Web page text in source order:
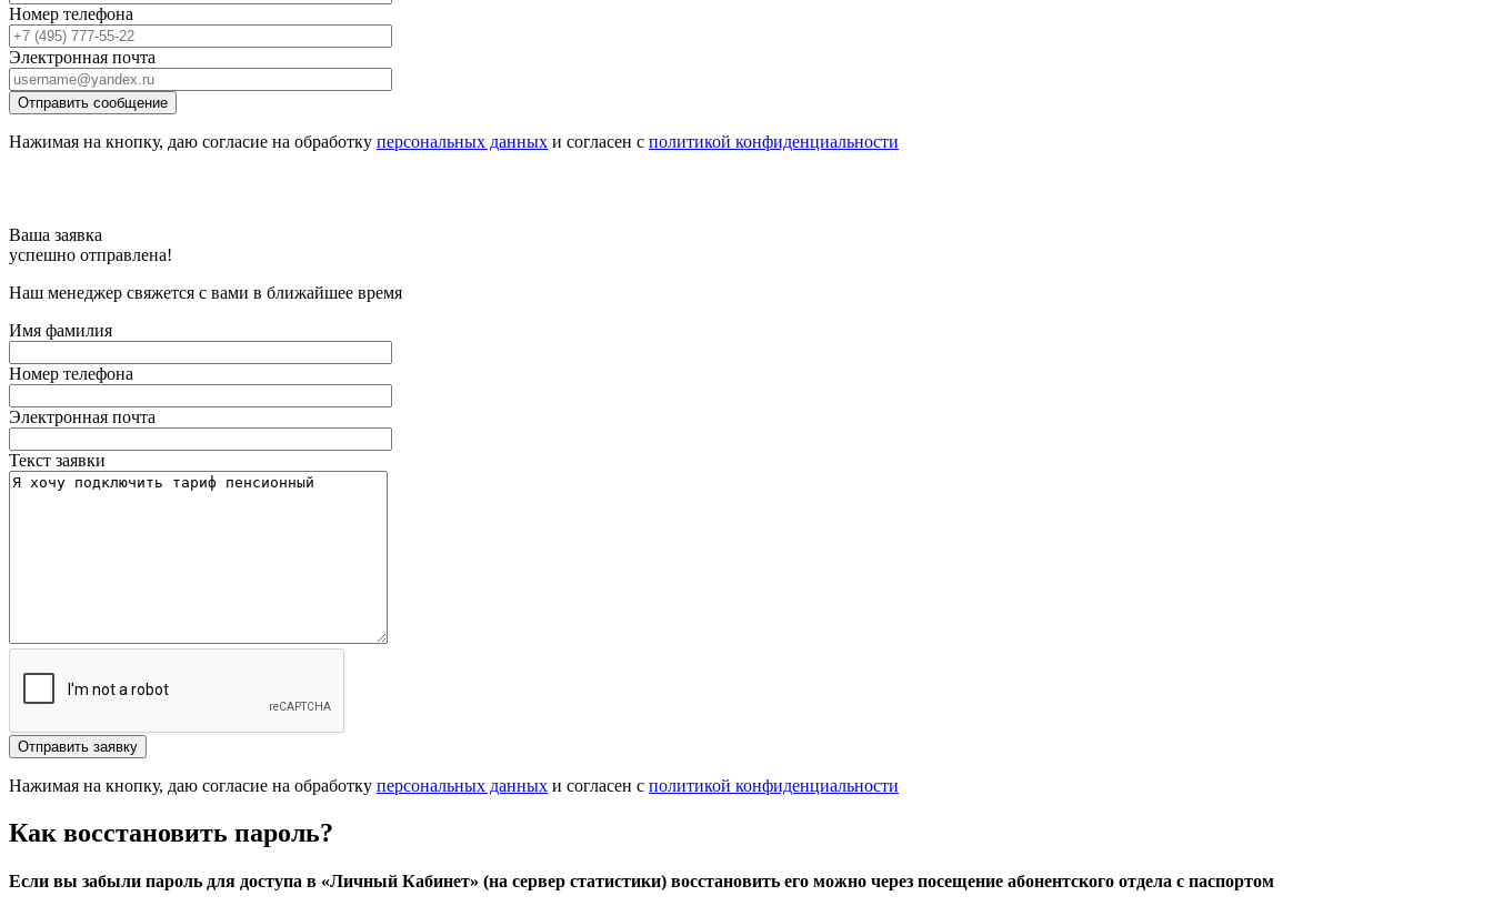
Номер телефона
Электронная почта
Отправить сообщение
Нажимая на кнопку, даю согласие на обработку персональных данных и согласен с политикой конфиденциальности
Ваша заявка
успешно отправлена!
Наш менеджер свяжется с вами в ближайшее время
Имя фамилия
Номер телефона
Электронная почта
Текст заявки
Отправить заявку
Нажимая на кнопку, даю согласие на обработку персональных данных и согласен с политикой конфиденциальности
Как восстановить пароль?
Если вы забыли пароль для доступа в «Личный Кабинет» (на сервер статистики) восстановить его можно через посещение абонентского отдела с паспортом